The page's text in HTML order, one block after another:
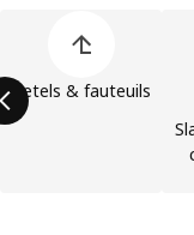
Zetels & fauteuils